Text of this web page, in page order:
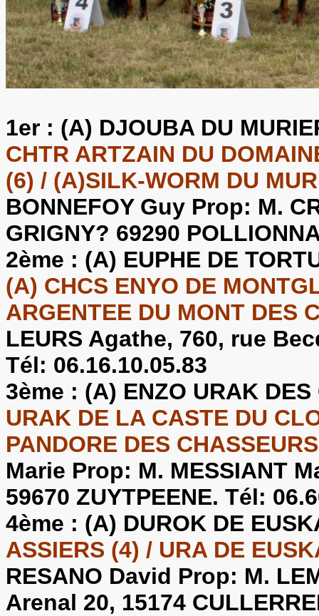
1er : (A) DJOUBA DU
CHTR ARTZAIN DU
(6) / (A)SILK-WORM DU
BONNEFOY Guy Prop: M.
GRIGNY? 69290
2ème : (A) EUPHE DE
(A) CHCS ENYO DE
ARGENTEE DU MONT DES
LEURS Agathe, 760, rue
Tél: 06.16.10.05.83
3ème : (A) ENZO URAK
URAK DE LA CASTE DU
PANDORE DES
Marie Prop: M. MESSIANT
59670 ZUYTPEENE. Tél:
4ème : (A) DUROK DE
ASSIERS (4) / URA DE
RESANO David Prop: M.
Arenal 20, 15174